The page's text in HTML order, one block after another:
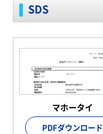
SDS
マホータイ
PDFダウンロード